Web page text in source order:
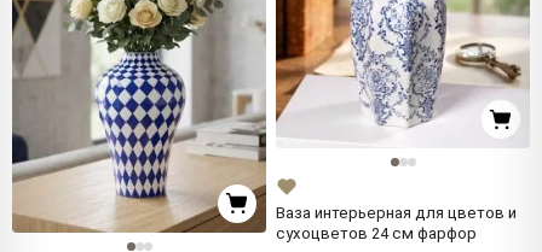
Ваза интерьерная для цветов и
сухоцветов 24 см фарфор